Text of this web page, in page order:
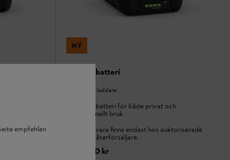
NY
AP 20.1 batteri
Batteri och laddare
ALLPRO-batteri för både privat och
professionellt bruk
Denna vara finns endast hos auktoriserade
STIHL-återförsäljare.
2 290,00 kr
empfehlen